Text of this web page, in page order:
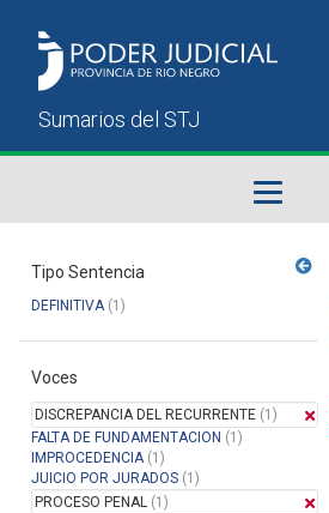
Sumarios del STJ
Manual del Usuario
Tipo Sentencia
DEFINITIVA(1)
Voces
DISCREPANCIA DEL RECURRENTE (1)
FALTA DE FUNDAMENTACION (1)
IMPROCEDENCIA(1)
JUICIO POR JURADOS (1)
PROCESO PENAL (1)